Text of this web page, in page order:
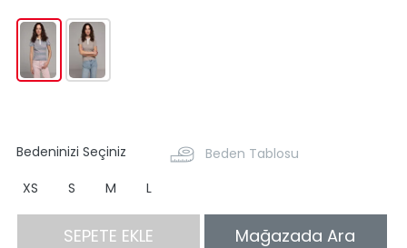
Bedeninizi Seçiniz
Beden Tablosu
XS
S M L
SEPETE EKLE Mağazada Ara